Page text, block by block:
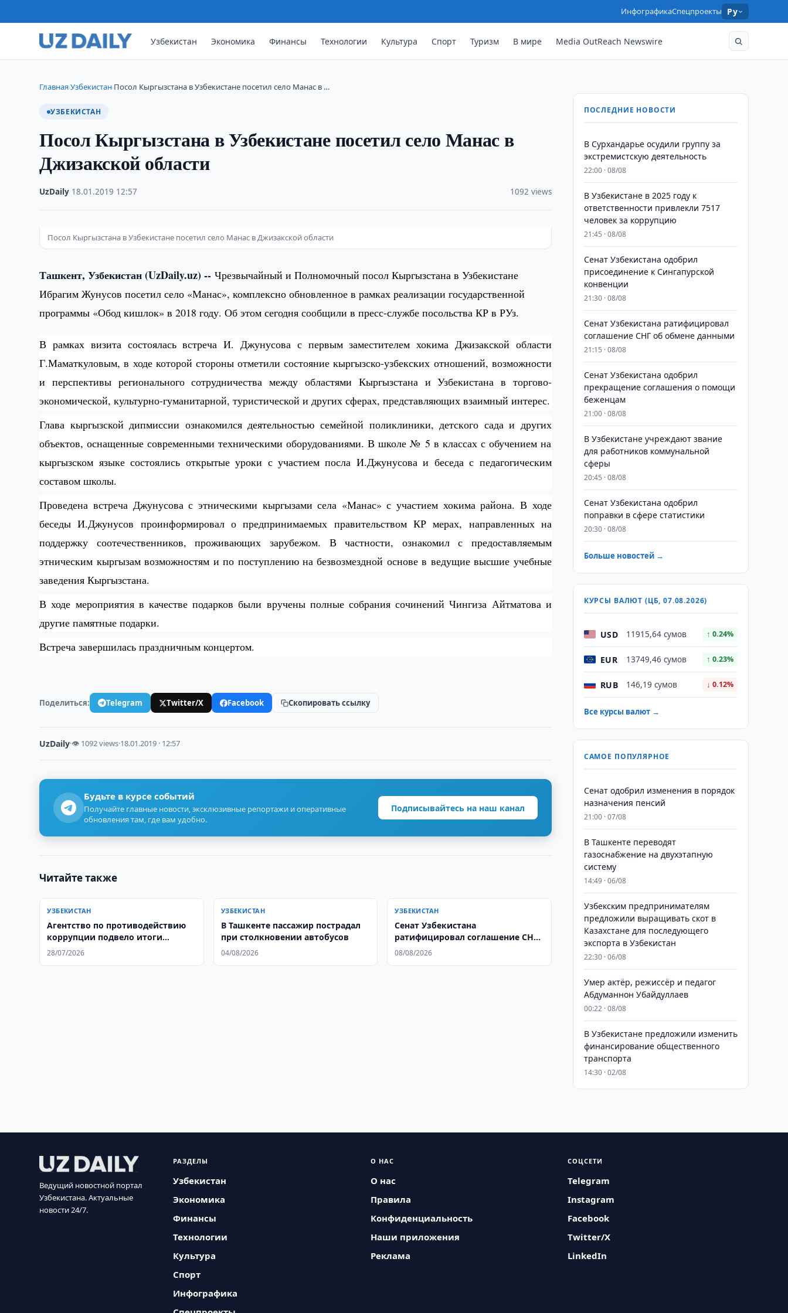
ИнфографикаСпецпроекты Ру
Узбекистан Экономика Финансы Технологии Культура Спорт Туризм В мире Media OutReach Newswire
Главная›Узбекистан›Посол Кыргызстана в Узбекистане посетил село Манас в …
УЗБЕКИСТАН
Посол Кыргызстана в Узбекистане посетил село Манас в
Джизакской области
UzDaily 18.01.2019 12:57 1092 views
Посол Кыргызстана в Узбекистане посетил село Манас в Джизакской области
Ташкент, Узбекистан (UzDaily.uz) --Чрезвычайный и Полномочный посол Кыргызстана в Узбекистане
Ибрагим Жунусовпосетил село «Манас», комплексно обновленное в рамках реализации государственной
программы «Обод кишлок» в 2018 году. Об этом сегодня сообщили в пресс-службе посольства КР в РУз.
В рамках визита состоялась встречаИ.Джунусова с первым заместителем хокима Джизакской области
Г.Маматкуловым, в ходе которой стороны отметили состояние кыргызско-узбекских отношений, возможности
и перспективы регионального сотрудничества между областями Кыргызстана и Узбекистана в торгово-
экономической, культурно-гуманитарной, туристической и других сферах, представляющих взаимный интерес.
Глава кыргызской дипмиссии ознакомился деятельностью семейной поликлиники, детского садаи других
объектов, оснащенные современными техническими оборудованиями. В школе № 5 в классах с обучением на
кыргызском языке состоялись открытые уроки с участиемпосла И.Джунусова и беседа с педагогическим
составом школы.
Проведена встреча Джунусова с этническими кыргызами села «Манас» с участием хокима района. В ходе
беседы И.Джунусов проинформировал о предпринимаемых правительством КР мерах, направленных на
поддержку соотечественников, проживающих зарубежом. В частности, ознакомил с предоставляемым
этническим кыргызам возможностям и по поступлению на безвозмездной основе в ведущие высшие учебные
заведения Кыргызстана.
В ходе мероприятия в качестве подарков были вручены полные собрания сочинений Чингиза Айтматова и
другие памятные подарки.
Встреча завершилась праздничным концертом.
Поделиться: Telegram Twitter/X Facebook Скопировать ссылку
UzDaily·👁 1092 views·18.01.2019 · 12:57
Будьте в курсе событий
Получайте главные новости, эксклюзивные репортажи и оперативные
обновления там, где вам удобно.
Подписывайтесь на наш канал
Читайте также
УЗБЕКИСТАН
Агентство по противодействию
коррупции подвело итоги
первого полугодия 2026 года
28/07/2026
УЗБЕКИСТАН
В Ташкенте пассажир пострадал
при столкновении автобусов
04/08/2026
УЗБЕКИСТАН
Сенат Узбекистана
ратифицировал соглашение СНГ
об обмене данными
08/08/2026
ПОСЛЕДНИЕ НОВОСТИ
В Сурхандарье осудили группу за
экстремистскую деятельность
22:00 · 08/08
В Узбекистане в 2025 году к
ответственности привлекли 7517
человек за коррупцию
21:45 · 08/08
Сенат Узбекистана одобрил
присоединение к Сингапурской
конвенции
21:30 · 08/08
Сенат Узбекистана ратифицировал
соглашение СНГ об обмене данными
21:15 · 08/08
Сенат Узбекистана одобрил
прекращение соглашения о помощи
беженцам
21:00 · 08/08
В Узбекистане учреждают звание
для работников коммунальной
сферы
20:45 · 08/08
Сенат Узбекистана одобрил
поправки в сфере статистики
20:30 · 08/08
Больше новостей →
КУРСЫ ВАЛЮТ (ЦБ, 07.08.2026)
USD 11915,64 сумов ↑ 0.24%
EUR 13749,46 сумов ↑ 0.23%
RUB 146,19 сумов ↓ 0.12%
Все курсы валют →
САМОЕ ПОПУЛЯРНОЕ
Сенат одобрил изменения в порядок
назначения пенсий
21:00 · 07/08
В Ташкенте переводят
газоснабжение на двухэтапную
систему
14:49 · 06/08
Узбекским предпринимателям
предложили выращивать скот в
Казахстане для последующего
экспорта в Узбекистан
22:30 · 06/08
Умер актёр, режиссёр и педагог
Абдуманнон Убайдуллаев
00:22 · 08/08
В Узбекистане предложили изменить
финансирование общественного
транспорта
14:30 · 02/08
Ведущий новостной портал
Узбекистана. Актуальные
новости 24/7.
РАЗДЕЛЫ
Узбекистан
Экономика
Финансы
Технологии
Культура
Спорт
Инфографика
О НАС
О нас
Правила
Конфиденциальность
Наши приложения
Реклама
СОЦСЕТИ
Telegram
Instagram
Facebook
Twitter/X
LinkedIn